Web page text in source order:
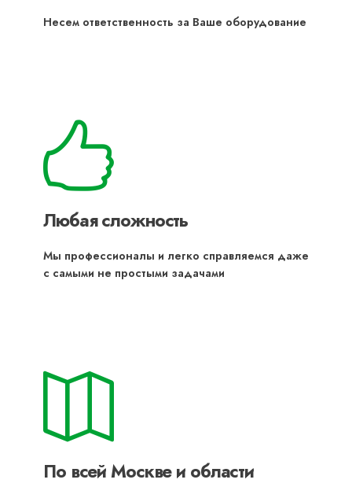
Несем ответственность за Ваше оборудование
Любая сложность
Мы профессионалы и легко справляемся даже
с самыми не простыми задачами
По всей Москве и области